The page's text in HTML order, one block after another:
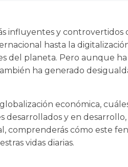
influyentes y
hasta la
del planeta. Pero aunque
ha generado
económica,
desarrollados y en
comprenderás cómo este
vidas diarias.